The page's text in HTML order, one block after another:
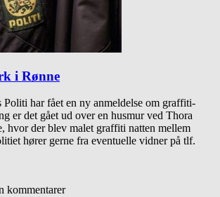
i Rønne
har fået en ny anmeldelse om graffiti-
er det gået ud over en husmur ved Thora
hvor der blev malet graffiti natten mellem
hører gerne fra eventuelle vidner på tlf.
kommentarer